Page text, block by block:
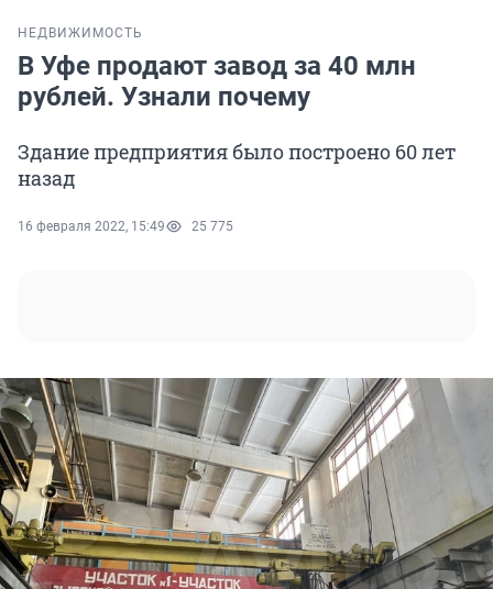
НЕДВИЖИМОСТЬ
В Уфе продают завод за 40 млн
рублей. Узнали почему
Здание предприятия было построено 60 лет
назад
16 февраля 2022, 15:49 25 775